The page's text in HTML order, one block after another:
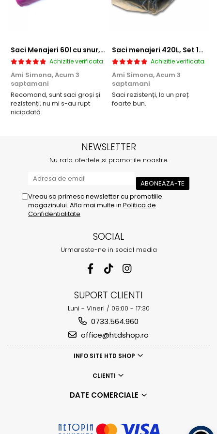
Saci Menajeri 60l cu snur, Roz, 10buc/rola
Achizitie verificata
Ami Simona,Acum 3
saptamani
Recomand, sunt saci groși și
rezistenți, nu mi s-au rupt
niciodată.
Saci menajeri 420L, Set 10 bucati
Achizitie verificata
Ami Simona,Acum 3
saptamani
Saci rezistenți, la un preț
foarte bun.
NEWSLETTER
Nu rata ofertele si promotiile noastre
Vreau sa primesc newsletter cu promotiile
magazinului. Afla mai multe in Politica de
Confidentialitate
SOCIAL
Urmareste-ne in social media
SUPORT CLIENTI
Luni - Vineri / 09:00 - 17:30
0733.564.960
office@htdshop.ro
INFO SITE HTD SHOP
CLIENTI
DATE COMERCIALE